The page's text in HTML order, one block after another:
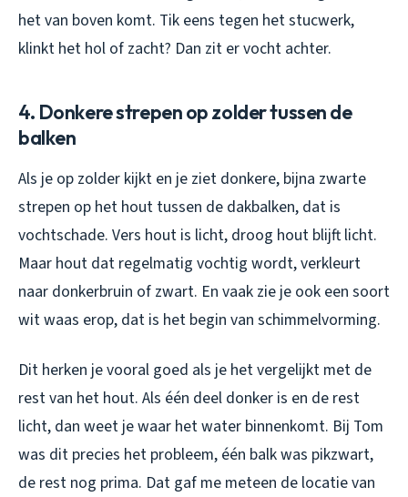
het van boven komt. Tik eens tegen het stucwerk,
klinkt het hol of zacht? Dan zit er vocht achter.
4. Donkere strepen op zolder tussen de
balken
Als je op zolder kijkt en je ziet donkere, bijna zwarte
strepen op het hout tussen de dakbalken, dat is
vochtschade. Vers hout is licht, droog hout blijft licht.
Maar hout dat regelmatig vochtig wordt, verkleurt
naar donkerbruin of zwart. En vaak zie je ook een soort
wit waas erop, dat is het begin van schimmelvorming.
Dit herken je vooral goed als je het vergelijkt met de
rest van het hout. Als één deel donker is en de rest
licht, dan weet je waar het water binnenkomt. Bij Tom
was dit precies het probleem, één balk was pikzwart,
de rest nog prima. Dat gaf me meteen de locatie van